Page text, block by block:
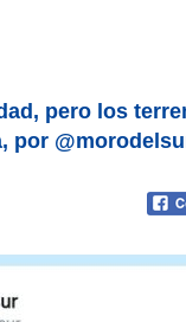
pero los
por